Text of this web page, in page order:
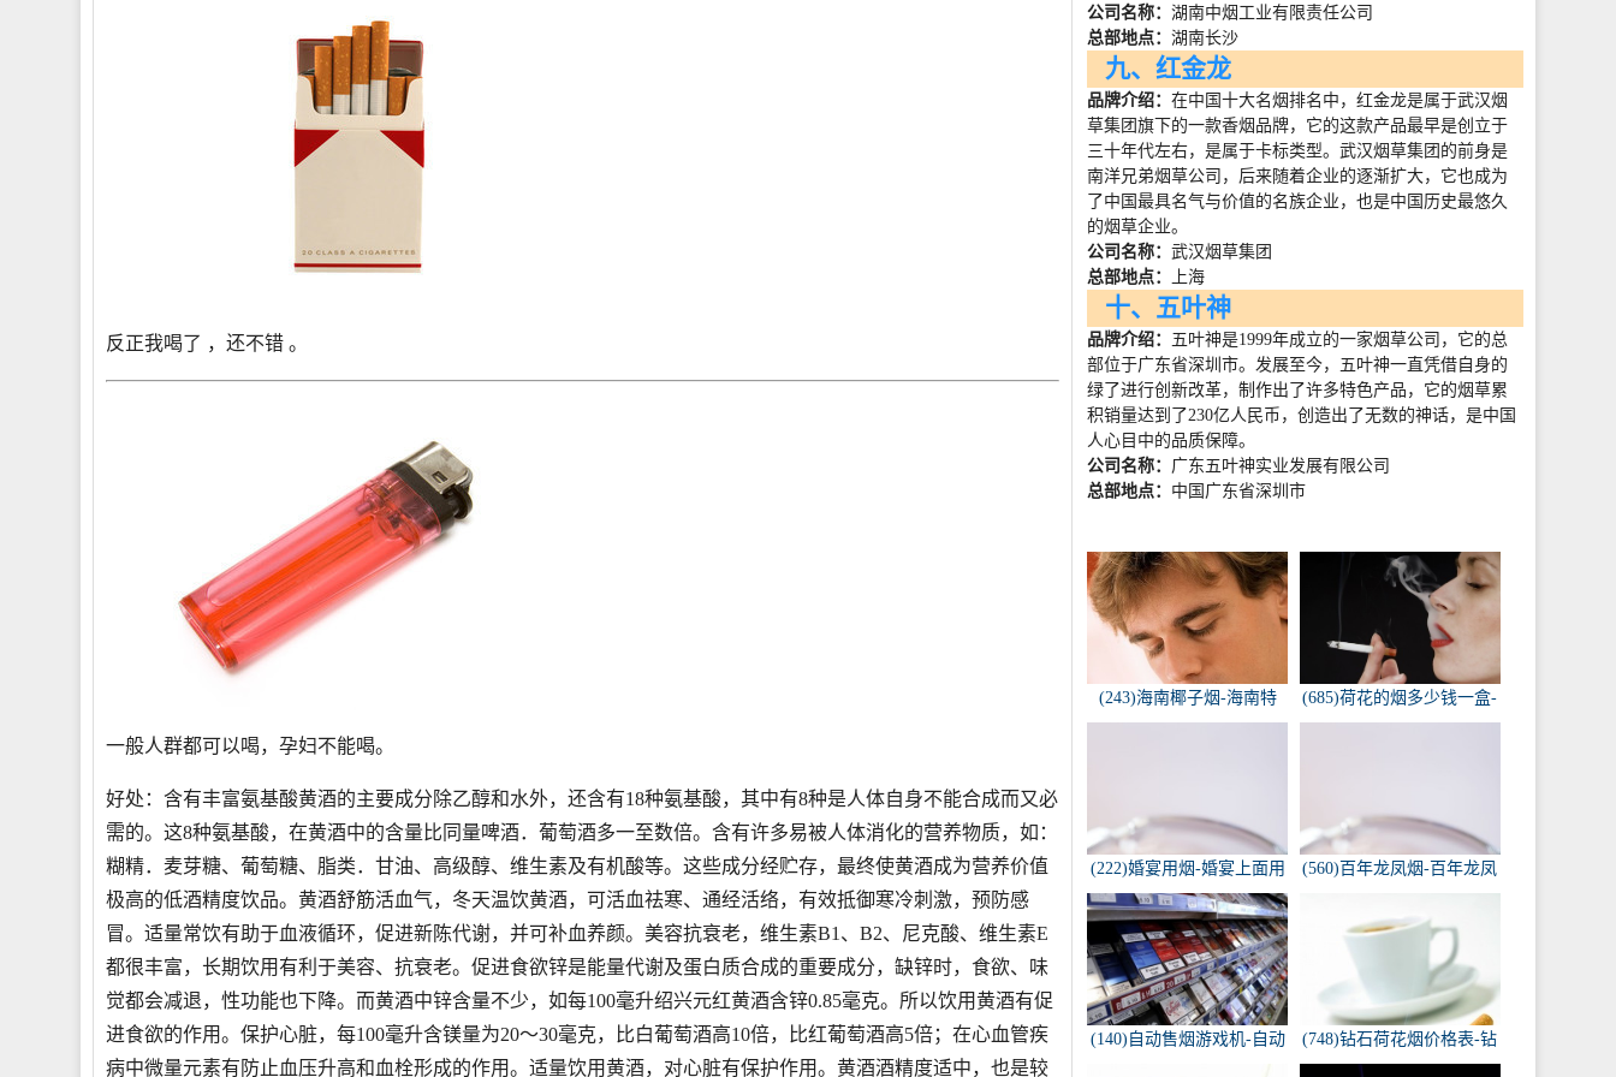
反正我喝了 ，还不错 。
一般人群都可以喝，孕妇不能喝。
好处： 含有丰富氨基酸黄酒的主要成分除乙醇和水外，还含有18种氨基酸，其中有8种是人体自身不能合成而又必
需的。这8种氨基酸，在黄酒中的含量比同量啤酒．葡萄酒多一至数倍。含有许多易被人体消化的营养物质，如：
糊精．麦芽糖、葡萄糖、脂类．甘油、高级醇、维生素及有机酸等。这些成分经贮存，最终使黄酒成为营养价值
极高的低酒精度饮品。黄酒舒筋活血气，冬天温饮黄酒，可活血祛寒、通经活络，有效抵御寒冷刺激，预防感
冒。适量常饮有助于血液循环，促进新陈代谢，并可补血养颜。美容抗衰老，维生素B1、B2、尼克酸、维生素E
都很丰富，长期饮用有利于美容、抗衰老。促进食欲锌是能量代谢及蛋白质合成的重要成分，缺锌时，食欲、味
觉都会减退，性功能也下降。而黄酒中锌含量不少，如每100毫升绍兴元红黄酒含锌0.85毫克。所以饮用黄酒有促
进食欲的作用。保护心脏，每100毫升含镁量为20～30毫克，比白葡萄酒高10倍，比红葡萄酒高5倍；在心血管疾
病中微量元素有防止血压升高和血栓形成的作用。适量饮用黄酒，对心脏有保护作用。黄酒酒精度适中，也是较
公司名称：湖南中烟工业有限责任公司
总部地点：湖南长沙
九、红金龙
品牌介绍：在中国十大名烟排名中，红金龙是属于武汉烟
草集团旗下的一款香烟品牌，它的这款产品最早是创立于
三十年代左右，是属于卡标类型。武汉烟草集团的前身是
南洋兄弟烟草公司，后来随着企业的逐渐扩大，它也成为
了中国最具名气与价值的名族企业，也是中国历史最悠久
的烟草企业。
公司名称：武汉烟草集团
总部地点：
上海
十、五叶神
品牌介绍： 五叶神是1999年成立的一家烟草公司，它的总
部位于广东省深圳市。发展至今，五叶神一直凭借自身的
绿了进行创新改革，制作出了许多特色产品，它的烟草累
积销量达到了230亿人民币，创造出了无数的神话，是中国
人心目中的品质保障。
公司名称： 广东五叶神实业发展有限公司
总部地点： 中国广东省深圳市
(243)海南椰子烟-海南特
产，椰子香烟，槟榔香
(685)荷花的烟多少钱一盒-
荷花烟多少钱一盒
(222)婚宴用烟-婚宴上面用
的烟是怎样的
(560)百年龙凤烟-百年龙凤
(140)自动售烟游戏机-自动
(748)钻石荷花烟价格表-钻
石荷花烟多少钱一包